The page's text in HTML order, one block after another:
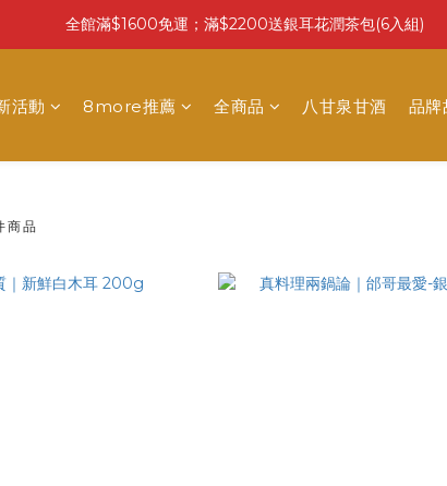
全館滿$1600免運；滿$2200送銀耳花潤茶包(6入組)
活動 8more推薦 全商品 八甘泉甘酒 品牌
商品